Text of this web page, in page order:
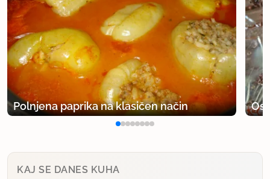
Polnjena paprika na klasičen način
KAJ SE DANES KUHA